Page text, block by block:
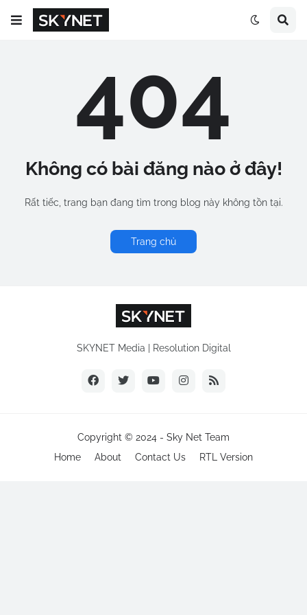
404
Không có bài đăng nào ở đây!
Rất tiếc, trang bạn đang tìm trong blog này không tồn tại.
Trang chủ
SKYNET Media | Resolution Digital
Copyright © 2024 - Sky Net Team
Home
About Contact Us RTL Version